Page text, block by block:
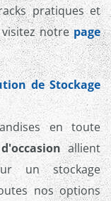
pratiques et
visitez notrepage
de Stockage
en toute
allient
un stockage
nos options